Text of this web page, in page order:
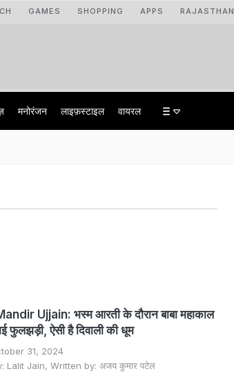
GAMES SHOPPING APPS RAJASTHAN
मनोरंजन लाइफ़स्टाइल वायरल
Ujjain: भस्म आरती के दौरान बाबा महाकाल
फुलझड़ी, ऐसी है दिवाली की धूम
31, 2024
Lalit Jain, Written by: अजय कुमार पटेल